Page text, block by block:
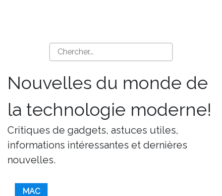
Nouvelles du monde de
la technologie moderne!
Critiques de gadgets, astuces utiles,
informations intéressantes et dernières
nouvelles.
MAC